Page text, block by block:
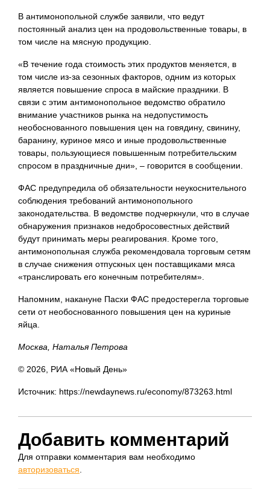
В антимонопольной службе заявили, что ведут
постоянный анализ цен на продовольственные товары, в
том числе на мясную продукцию.
«В течение года стоимость этих продуктов меняется, в
том числе из-за сезонных факторов, одним из которых
является повышение спроса в майские праздники. В
связи с этим антимонопольное ведомство обратило
внимание участников рынка на недопустимость
необоснованного повышения цен на говядину, свинину,
баранину, куриное мясо и иные продовольственные
товары, пользующиеся повышенным потребительским
спросом в праздничные дни», – говорится в сообщении.
ФАС предупредила об обязательности неукоснительного
соблюдения требований антимонопольного
законодательства. В ведомстве подчеркнули, что в случае
обнаружения признаков недобросовестных действий
будут принимать меры реагирования. Кроме того,
антимонопольная служба рекомендовала торговым сетям
в случае снижения отпускных цен поставщиками мяса
«транслировать его конечным потребителям».
Напомним, накануне Пасхи ФАС предостерегла торговые
сети от необоснованного повышения цен на куриные
яйца.
Москва, Наталья Петрова
© 2026, РИА «Новый День»
Источник: https://newdaynews.ru/economy/873263.html
Добавить комментарий
Для отправки комментария вам необходимо
авторизоваться.